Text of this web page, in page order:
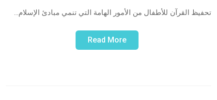
تحفيظ القرآن للأطفال من الأمور الهامة التي تنمي مبادئ الإسلام…
Read More